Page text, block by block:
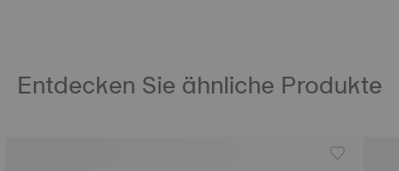
Entdecken Sie ähnliche Produkte